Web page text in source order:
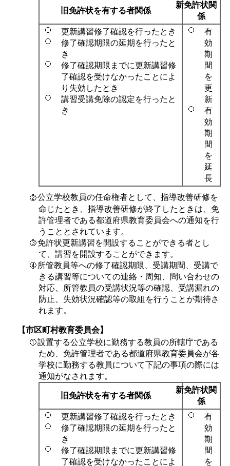
旧免許状を有する者関係
新免許状関
係
更新講習修了確認を行ったとき
修了確認期限の延期を行ったと
き
修了確認期限までに更新講習修
了確認を受けなかったことによ
り失効したとき
講習受講免除の認定を行ったと
き
有
効
期
間
を
更
新
有
効
期
間
を
延
長
公立学校教員の任命権者として、指導改善研修を
命じたとき、指導改善研修が終了したときは、免
許管理者である都道府県教育委員会への通知を行
うこととされています。
免許状更新講習を開設することができる者とし
て、講習を開設することができます。
所管教員等への修了確認期限、受講期間、受講で
きる講習等についての連絡・周知、問い合わせの
対応、所管教員の受講状況等の確認、受講漏れの
防止、失効状況確認等の取組を行うことが期待さ
れます。
【市区町村教育委員会】
設置する公立学校に勤務する教員の所轄庁である
ため、免許管理者である都道府県教育委員会が各
学校に勤務する教員について下記の事項の際には
通知がなされます。
旧免許状を有する者関係
新免許状関
係
更新講習修了確認を行ったとき
修了確認期限の延期を行ったと
き
修了確認期限までに更新講習修
了確認を受けなかったことによ
有
効
期
間
を